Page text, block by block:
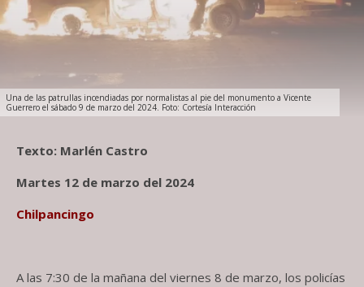
Una de las patrullas incendiadas por normalistas al pie del monumento a Vicente
Guerrero el sábado 9 de marzo del 2024. Foto: Cortesía Interacción
Texto: Marlén Castro
Martes 12 de marzo del 2024
Chilpancingo
A las 7:30 de la mañana del viernes 8 de marzo, los policías